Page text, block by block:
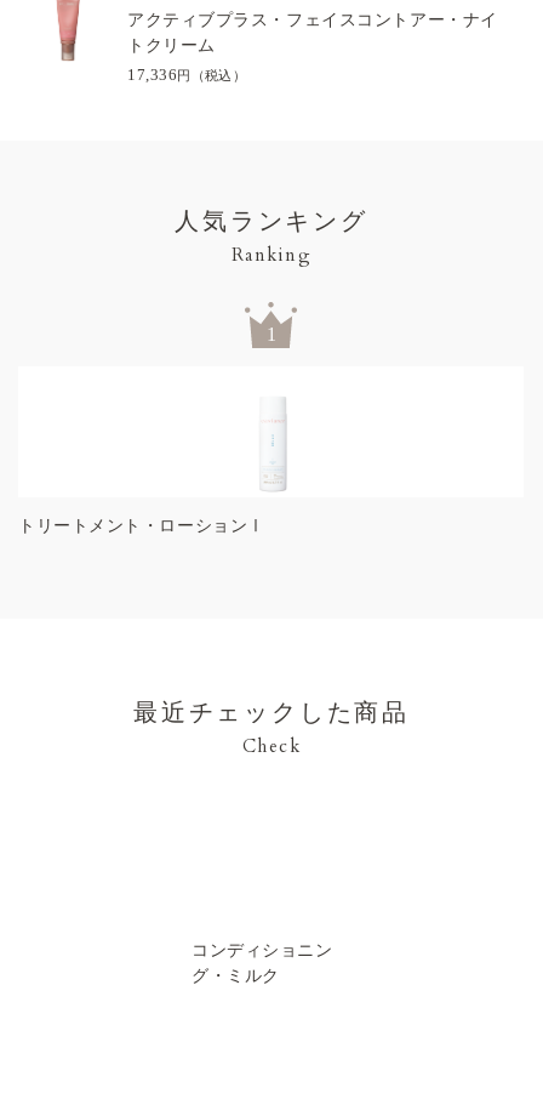
アクティブプラス・フェイスコントアー・ナイ
トクリーム
17,336円（税込）
人気ランキング
Ranking
トリートメント・ローションⅠ
最近チェックした商品
Check
コンディショニン
グ・ミルク